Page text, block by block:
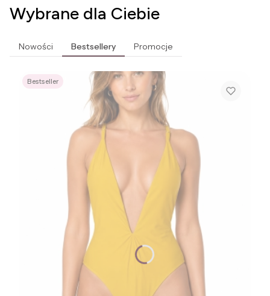
Wybrane dla Ciebie
Nowości Bestsellery Promocje
Bestseller